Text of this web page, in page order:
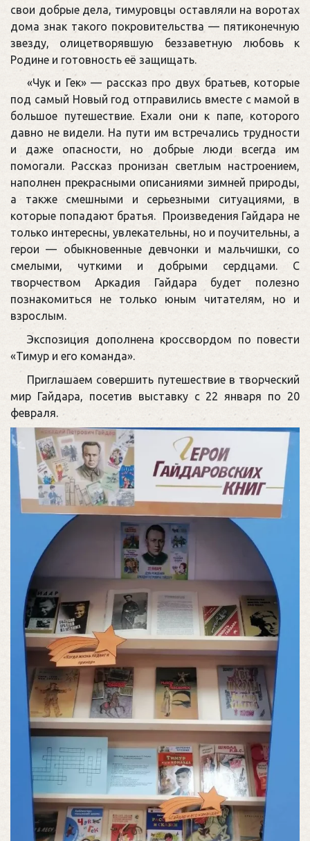
свои добрые дела, тимуровцы оставляли на воротах
дома знак такого покровительства — пятиконечную
звезду, олицетворявшую беззаветную любовь к
Родине и готовность её защищать.
«Чук и Гек» — рассказ про двух братьев, которые
под самый Новый год отправились вместе с мамой в
большое путешествие. Ехали они к папе, которого
давно не видели. На пути им встречались трудности
и даже опасности, но добрые люди всегда им
помогали. Рассказ пронизан светлым настроением,
наполнен прекрасными описаниями зимней природы,
а также смешными и серьезными ситуациями, в
которые попадают братья. Произведения Гайдара не
только интересны, увлекательны, но и поучительны, а
герои — обыкновенные девчонки и мальчишки, со
смелыми, чуткими и добрыми сердцами. С
творчеством Аркадия Гайдара будет полезно
познакомиться не только юным читателям, но и
взрослым.
Экспозиция дополнена кроссвордом по повести
«Тимур и его команда».
Приглашаем совершить путешествие в творческий
мир Гайдара, посетив выставку с 22 января по 20
февраля.